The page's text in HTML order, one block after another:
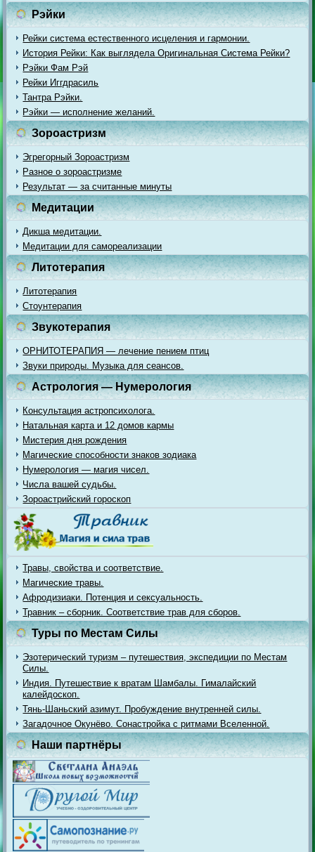
Рэйки
Рейки система естественного исцеления и гармонии.
История Рейки: Как выглядела Оригинальная Система Рейки?
Рэйки Фам Рэй
Рейки Иггдрасиль
Тантра Рэйки.
Рэйки — исполнение желаний.
Зороастризм
Эгрегорный Зороастризм
Разное о зороастризме
Результат — за считанные минуты
Медитации
Дикша медитации.
Медитации для самореализации
Литотерапия
Литотерапия
Стоунтерапия
Звукотерапия
ОРНИТОТЕРАПИЯ — лечение пением птиц
Звуки природы. Музыка для сеансов.
Астрология — Нумерология
Консультация астропсихолога.
Натальная карта и 12 домов кармы
Мистерия дня рождения
Магические способности знаков зодиака
Нумерология — магия чисел.
Числа вашей судьбы.
Зороастрийский гороскоп
Травы, свойства и соответствие.
Магические травы.
Афродизиаки. Потенция и сексуальность.
Травник – сборник. Соответствие трав для сборов.
Туры по Местам Силы
Эзотерический туризм – путешествия, экспедиции по Местам
Силы.
Индия. Путешествие к вратам Шамбалы. Гималайский
калейдоскоп.
Тянь-Шаньский азимут. Пробуждение внутренней силы.
Загадочное Окунёво. Сонастройка с ритмами Вселенной.
Наши партнёры